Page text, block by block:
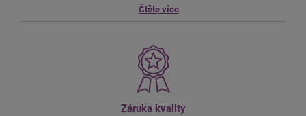
Čtěte více
Záruka kvality